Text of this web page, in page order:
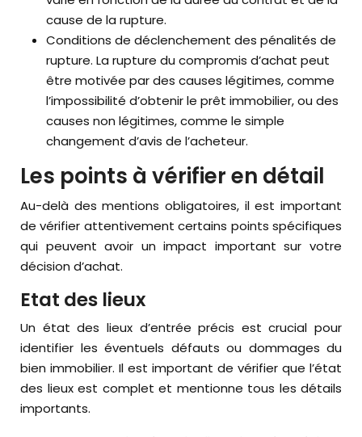
cause de la rupture.
Conditions de déclenchement des pénalités de
rupture. La rupture du compromis d’achat peut
être motivée par des causes légitimes, comme
l’impossibilité d’obtenir le prêt immobilier, ou des
causes non légitimes, comme le simple
changement d’avis de l’acheteur.
Les points à vérifier en détail
Au-delà des mentions obligatoires, il est important
de vérifier attentivement certains points spécifiques
qui peuvent avoir un impact important sur votre
décision d’achat.
Etat des lieux
Un état des lieux d’entrée précis est crucial pour
identifier les éventuels défauts ou dommages du
bien immobilier. Il est important de vérifier que l’état
des lieux est complet et mentionne tous les détails
importants.